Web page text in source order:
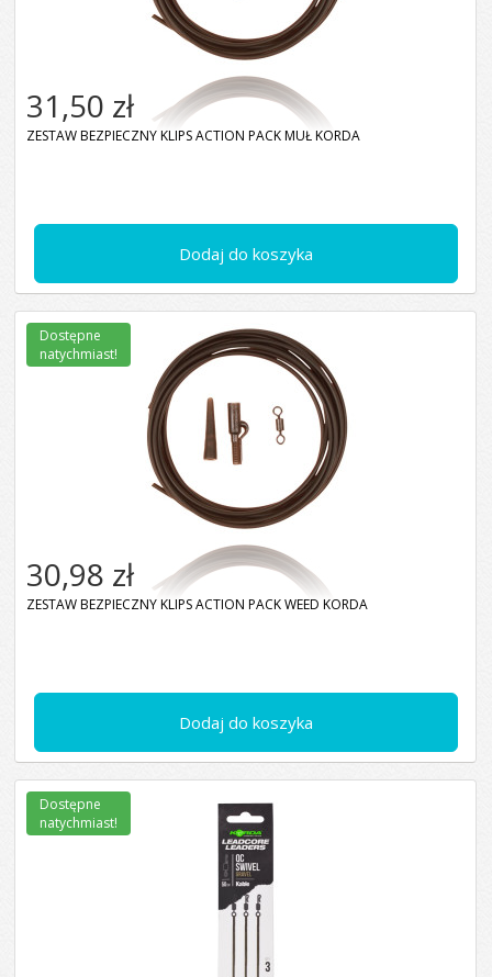
Dodaj do koszyka
31,50 zł
ZESTAW BEZPIECZNY KLIPS ACTION PACK MUŁ KORDA
Dodaj do koszyka
30,98 zł
ZESTAW BEZPIECZNY KLIPS ACTION PACK WEED KORDA
Dostępne
natychmiast!
Dostępne
natychmiast!